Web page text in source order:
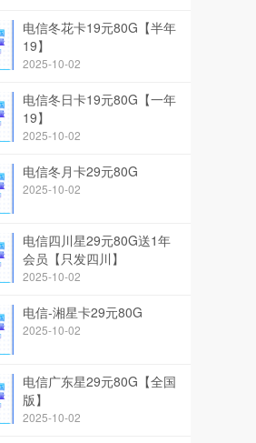
电信冬花卡19元80G【半年
19】
2025-10-02
电信冬日卡19元80G【一年
19】
2025-10-02
电信冬月卡29元80G
2025-10-02
电信四川星29元80G送1年
会员【只发四川】
2025-10-02
电信-湘星卡29元80G
2025-10-02
电信广东星29元80G【全国
版】
2025-10-02